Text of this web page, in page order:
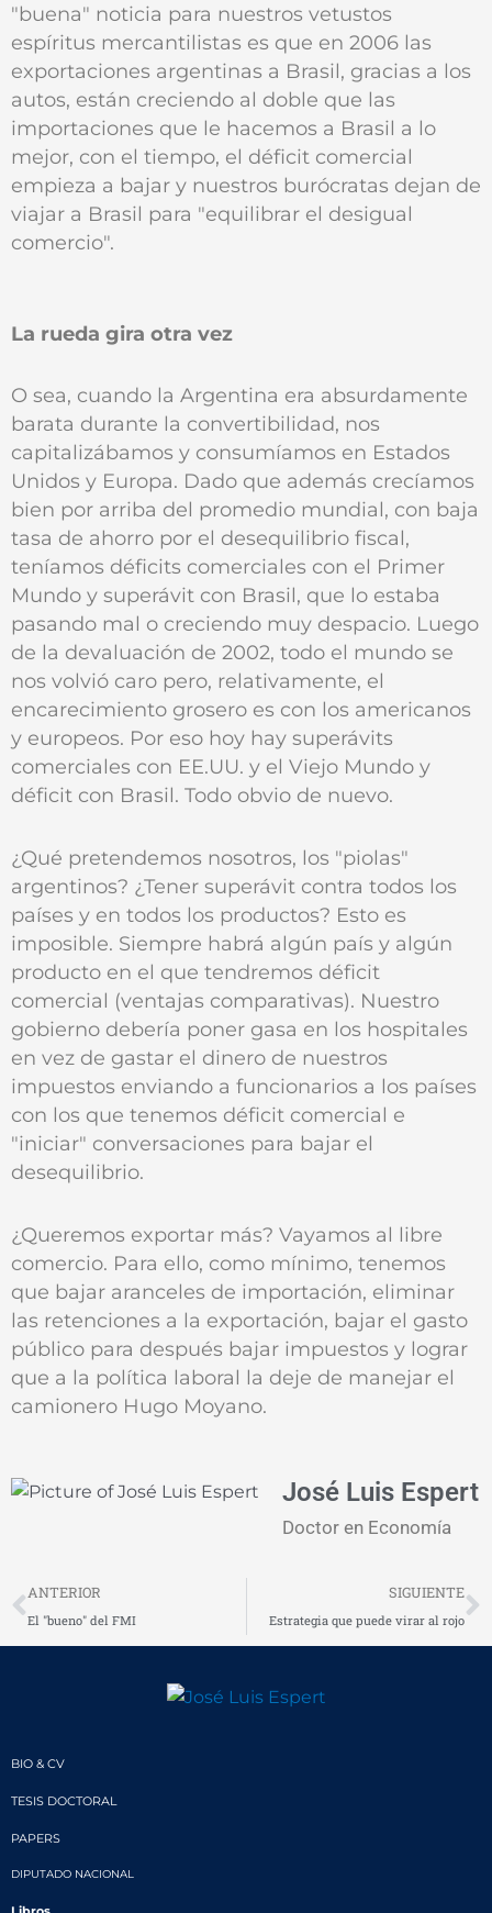
"buena" noticia para nuestros vetustos
espíritus mercantilistas es que en 2006 las
exportaciones argentinas a Brasil, gracias a los
autos, están creciendo al doble que las
importaciones que le hacemos a Brasil a lo
mejor, con el tiempo, el déficit comercial
empieza a bajar y nuestros burócratas dejan de
viajar a Brasil para "equilibrar el desigual
comercio".
La rueda gira otra vez
O sea, cuando la Argentina era absurdamente
barata durante la convertibilidad, nos
capitalizábamos y consumíamos en Estados
Unidos y Europa. Dado que además crecíamos
bien por arriba del promedio mundial, con baja
tasa de ahorro por el desequilibrio fiscal,
teníamos déficits comerciales con el Primer
Mundo y superávit con Brasil, que lo estaba
pasando mal o creciendo muy despacio. Luego
de la devaluación de 2002, todo el mundo se
nos volvió caro pero, relativamente, el
encarecimiento grosero es con los americanos
y europeos. Por eso hoy hay superávits
comerciales con EE.UU. y el Viejo Mundo y
déficit con Brasil. Todo obvio de nuevo.
¿Qué pretendemos nosotros, los "piolas"
argentinos? ¿Tener superávit contra todos los
países y en todos los productos? Esto es
imposible. Siempre habrá algún país y algún
producto en el que tendremos déficit
comercial (ventajas comparativas). Nuestro
gobierno debería poner gasa en los hospitales
en vez de gastar el dinero de nuestros
impuestos enviando a funcionarios a los países
con los que tenemos déficit comercial e
"iniciar" conversaciones para bajar el
desequilibrio.
¿Queremos exportar más? Vayamos al libre
comercio. Para ello, como mínimo, tenemos
que bajar aranceles de importación, eliminar
las retenciones a la exportación, bajar el gasto
público para después bajar impuestos y lograr
que a la política laboral la deje de manejar el
camionero Hugo Moyano.
José Luis Espert
Doctor en Economía
Prev
ANTERIOR
El "bueno" del FMI
SIGUIENTE
Estrategia que puede virar al rojo
BIO & CV
TESIS DOCTORAL
PAPERS
DIPUTADO NACIONAL